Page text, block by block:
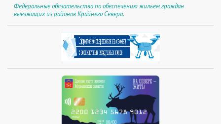
Федеральные обязательства по обеспечению жильем граждан
выезжащих из районов Крайнего Севера.